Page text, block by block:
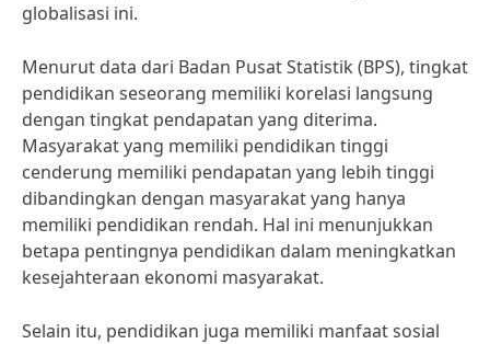
globalisasi ini.
Menurut data dari Badan Pusat Statistik (BPS), tingkat
pendidikan seseorang memiliki korelasi langsung
dengan tingkat pendapatan yang diterima.
Masyarakat yang memiliki pendidikan tinggi
cenderung memiliki pendapatan yang lebih tinggi
dibandingkan dengan masyarakat yang hanya
memiliki pendidikan rendah. Hal ini menunjukkan
betapa pentingnya pendidikan dalam meningkatkan
kesejahteraan ekonomi masyarakat.
Selain itu, pendidikan juga memiliki manfaat sosial